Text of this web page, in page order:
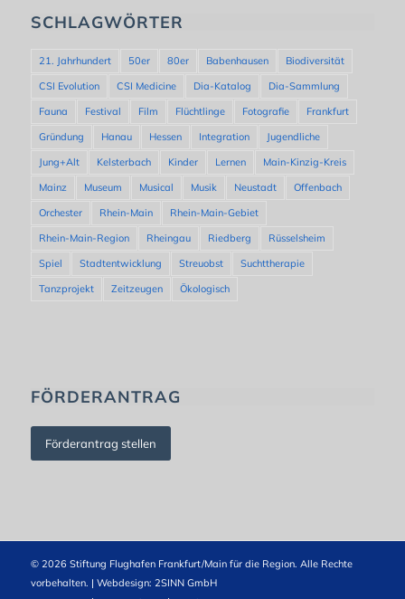
SCHLAGWÖRTER
21. Jahrhundert 50er 80er Babenhausen
Biodiversität
CSI Evolution
CSI Medicine Dia-Katalog
Dia-Sammlung
Fauna
Festival Film Flüchtlinge Fotografie
Frankfurt
Gründung
Hanau Hessen Integration
Jugendliche
Jung+Alt
Kelsterbach Kinder Lernen
Main-Kinzig-Kreis
Mainz
Museum Musical Musik Neustadt
Offenbach
Orchester
Rhein-Main
Rhein-Main-Gebiet
Rhein-Main-Region
Rheingau Riedberg
Rüsselsheim
Spiel
Stadtentwicklung Streuobst
Suchttherapie
Tanzprojekt
Zeitzeugen Ökologisch
FÖRDERANTRAG
Förderantrag stellen
© 2026 Stiftung Flughafen Frankfurt/Main für die Region. Alle Rechte
vorbehalten. | Webdesign: 2SINN GmbH